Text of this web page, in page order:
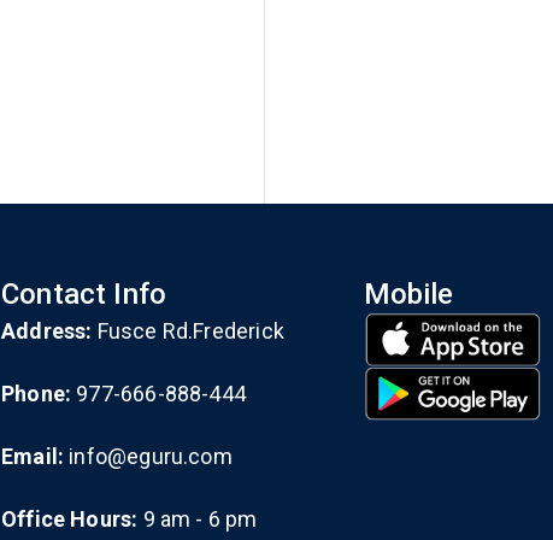
Contact Info
Address: Fusce Rd.Frederick
Phone: 977-666-888-444
Email: info@eguru.com
Office Hours: 9 am - 6 pm
Mobile